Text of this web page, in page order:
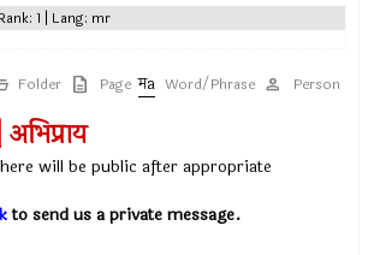
1 | Lang: mr
Folder Page Word/Phrase Person
will be public after appropriate
to send us a private message.